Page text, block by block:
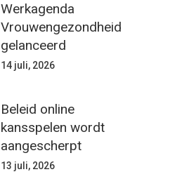
Werkagenda
Vrouwengezondheid
gelanceerd
14 juli, 2026
Beleid online
kansspelen wordt
aangescherpt
13 juli, 2026